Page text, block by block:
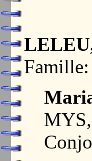
Famille: